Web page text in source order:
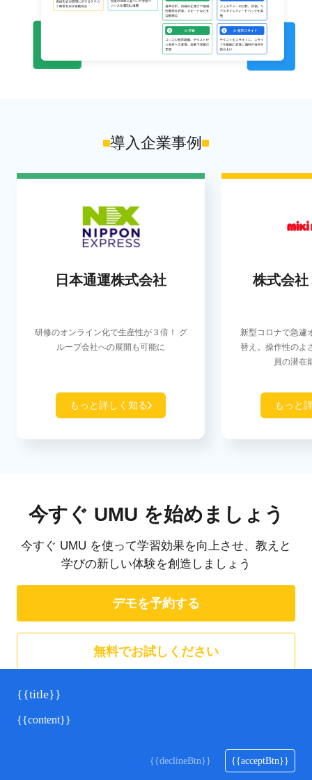
導入企業事例
日本通運株式会社
研修のオンライン化で生産性が３倍！ グ
ループ会社への展開も可能に
もっと詳しく知る
株式会
新型コロナで急遽
替え。操作性のよ
員の潜在
もっと
今すぐ UMU を始めましょう
今すぐ UMU を使って学習効果を向上させ、教えと
学びの新しい体験を創造しましょう
デモを予約する
無料でお試しください
{{title}}
{{content}}
{{declineBtn}} {{acceptBtn}}